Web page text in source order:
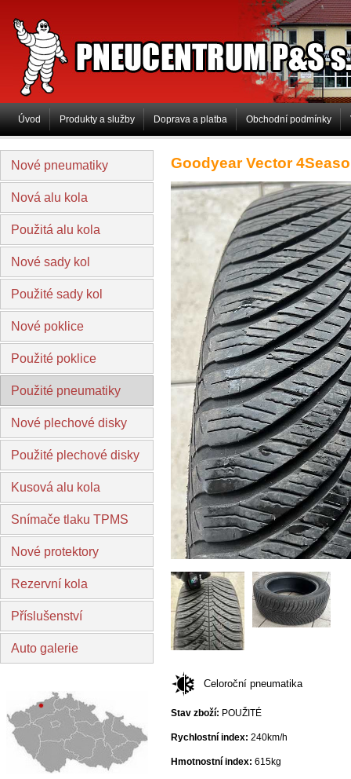
PNEUCENTRUM P&S
Úvod Produkty a služby Doprava a platba Obchodní podmínky
Nové pneumatiky
Nová alu kola
Použitá alu kola
Nové sady kol
Použité sady kol
Nové poklice
Použité poklice
Použité pneumatiky
Nové plechové disky
Použité plechové disky
Kusová alu kola
Snímače tlaku TPMS
Nové protektory
Rezervní kola
Příslušenství
Auto galerie
Goodyear Vector
Celoroční pneumatika
Stav zboží: POUŽITÉ
Rychlostní index: 240km/h
Hmotnostní index: 615kg